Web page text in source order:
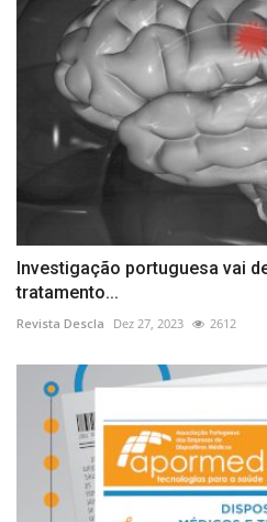
Investigação portuguesa vai
tratamento...
Revista Descla Dez 27, 2023 2612